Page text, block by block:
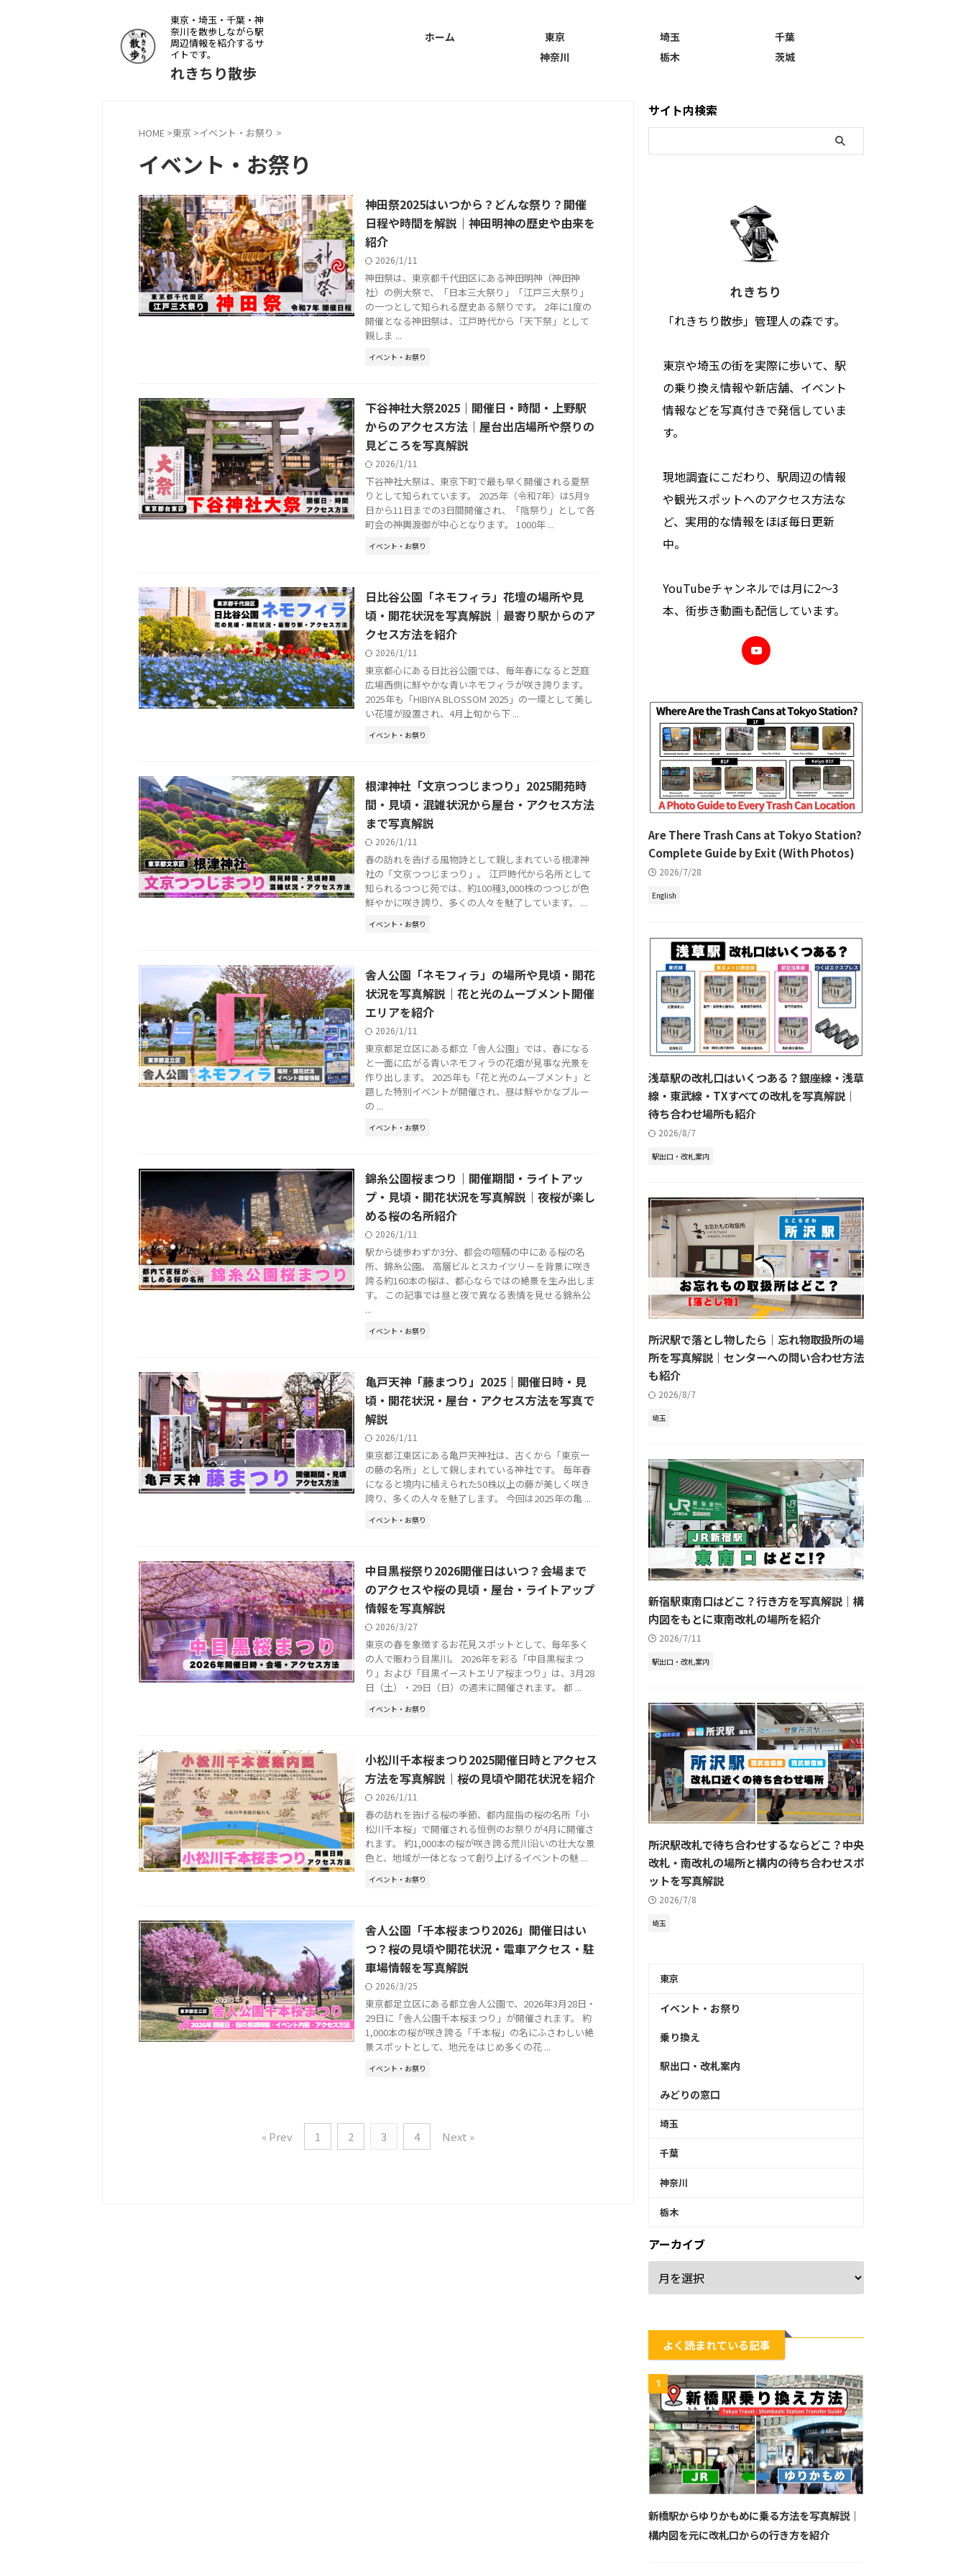
東京・埼玉・千葉・神
奈川を散歩しながら駅
周辺情報を紹介するサ
イトです。
れきちり散歩
ホーム 東京 埼玉
千葉
神奈川
栃木 茨城
HOME >東京 >イベント・お祭り >
イベント・お祭り
神田祭2025はいつから？どんな祭り？開催
日程や時間を解説｜神田明神の歴史や由来を
紹介
2026/1/11
神田祭は、東京都千代田区にある神田明神（神田神
社）の例大祭で、「日本三大祭り」「江戸三大祭り」
の一つとして知られる歴史ある祭りです。 2年に1度の
開催となる神田祭は、江戸時代から「天下祭」として
親しま ...
イベント・お祭り
下谷神社大祭2025｜開催日・時間・上野駅
からのアクセス方法｜屋台出店場所や祭りの
見どころを写真解説
2026/1/11
下谷神社大祭は、東京下町で最も早く開催される夏祭
りとして知られています。 2025年（令和7年）は5月9
日から11日までの3日間開催され、「陰祭り」として各
町会の神輿渡御が中心となります。 1000年 ...
イベント・お祭り
日比谷公園「ネモフィラ」花壇の場所や見
頃・開花状況を写真解説｜最寄り駅からのア
クセス方法を紹介
2026/1/11
東京都心にある日比谷公園では、毎年春になると芝庭
広場西側に鮮やかな青いネモフィラが咲き誇ります。
2025年も「HIBIYA BLOSSOM 2025」の一環として美し
い花壇が設置され、4月上旬から下 ...
イベント・お祭り
根津神社「文京つつじまつり」2025開苑時
間・見頃・混雑状況から屋台・アクセス方法
まで写真解説
2026/1/11
春の訪れを告げる風物詩として親しまれている根津神
社の「文京つつじまつり」。 江戸時代から名所として
知られるつつじ苑では、約100種3,000株のつつじが色
鮮やかに咲き誇り、多くの人々を魅了しています。 ...
イベント・お祭り
舎人公園「ネモフィラ」の場所や見頃・開花
状況を写真解説｜花と光のムーブメント開催
エリアを紹介
2026/1/11
東京都足立区にある都立「舎人公園」では、春になる
と一面に広がる青いネモフィラの花畑が見事な光景を
作り出します。 2025年も「花と光のムーブメント」と
題した特別イベントが開催され、昼は鮮やかなブルー
の ...
イベント・お祭り
錦糸公園桜まつり｜開催期間・ライトアッ
プ・見頃・開花状況を写真解説｜夜桜が楽し
める桜の名所紹介
2026/1/11
駅から徒歩わずか3分、都会の喧騒の中にある桜の名
所、錦糸公園。 高層ビルとスカイツリーを背景に咲き
誇る約160本の桜は、都心ならではの絶景を生み出しま
す。 この記事では昼と夜で異なる表情を見せる錦糸公
...
イベント・お祭り
亀戸天神「藤まつり」2025｜開催日時・見
頃・開花状況・屋台・アクセス方法を写真で
解説
2026/1/11
東京都江東区にある亀戸天神社は、古くから「東京一
の藤の名所」として親しまれている神社です。 毎年春
になると境内に植えられた50株以上の藤が美しく咲き
誇り、多くの人々を魅了します。 今回は2025年の亀 ...
イベント・お祭り
中目黒桜祭り2026開催日はいつ？会場まで
のアクセスや桜の見頃・屋台・ライトアップ
情報を写真解説
2026/3/27
東京の春を象徴するお花見スポットとして、毎年多く
の人で賑わう目黒川。 2026年を彩る「中目黒桜まつ
り」および「目黒イーストエリア桜まつり」は、3月28
日（土）・29日（日）の週末に開催されます。 都 ...
イベント・お祭り
小松川千本桜まつり2025開催日時とアクセス
方法を写真解説｜桜の見頃や開花状況を紹介
2026/1/11
春の訪れを告げる桜の季節、都内屈指の桜の名所「小
松川千本桜」で開催される恒例のお祭りが4月に開催さ
れます。 約1,000本の桜が咲き誇る荒川沿いの壮大な景
色と、地域が一体となって創り上げるイベントの魅 ...
イベント・お祭り
舎人公園「千本桜まつり2026」開催日はい
つ？桜の見頃や開花状況・電車アクセス・駐
車場情報を写真解説
2026/3/25
東京都足立区にある都立舎人公園で、2026年3月28日・
29日に「舎人公園千本桜まつり」が開催されます。 約
1,000本の桜が咲き誇る「千本桜」の名にふさわしい絶
景スポットとして、地元をはじめ多くの花 ...
イベント・お祭り
« Prev 1 2 3 4 Next »
サイト内検索
れきちり
「れきちり散歩」管理人の森です。
東京や埼玉の街を実際に歩いて、駅
の乗り換え情報や新店舗、イベント
情報などを写真付きで発信していま
す。
現地調査にこだわり、駅周辺の情報
や観光スポットへのアクセス方法な
ど、実用的な情報をほぼ毎日更新
中。
YouTubeチャンネルでは月に2～3
本、街歩き動画も配信しています。
Are There Trash Cans at Tokyo Station?
Complete Guide by Exit (With Photos)
2026/7/28
English
浅草駅の改札口はいくつある？銀座線・浅草
線・東武線・TXすべての改札を写真解説｜
待ち合わせ場所も紹介
2026/8/7
駅出口・改札案内
所沢駅で落とし物したら｜忘れ物取扱所の場
所を写真解説｜センターへの問い合わせ方法
も紹介
2026/8/7
埼玉
新宿駅東南口はどこ？行き方を写真解説｜構
内図をもとに東南改札の場所を紹介
2026/7/11
駅出口・改札案内
所沢駅改札で待ち合わせするならどこ？中央
改札・南改札の場所と構内の待ち合わせスポ
ットを写真解説
2026/7/8
埼玉
東京
イベント・お祭り
乗り換え
駅出口・改札案内
みどりの窓口
埼玉
千葉
神奈川
栃木
アーカイブ
よく読まれている記事
1
新橋駅からゆりかもめに乗る方法を写真解説｜
構内図を元に改札口からの行き方を紹介